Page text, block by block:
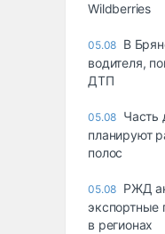
Wildberries
05.08 В
водителя,
ДТП
05.08 Часть
планируют
полос
05.08 РЖД
экспортные
в регионах